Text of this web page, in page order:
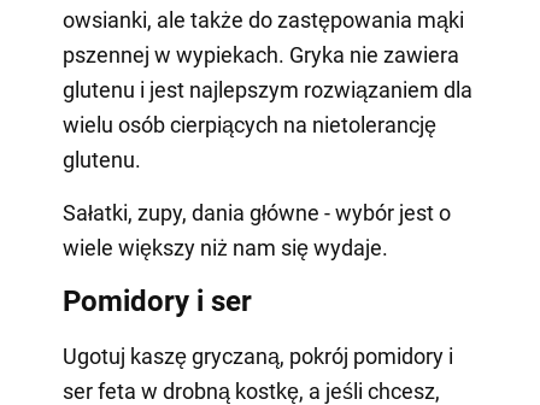
owsianki, ale także do zastępowania mąki
pszennej w wypiekach. Gryka nie zawiera
glutenu i jest najlepszym rozwiązaniem dla
wielu osób cierpiących na nietolerancję
glutenu.
Sałatki, zupy, dania główne - wybór jest o
wiele większy niż nam się wydaje.
Pomidory i ser
Ugotuj kaszę gryczaną, pokrój pomidory i
ser feta w drobną kostkę, a jeśli chcesz,